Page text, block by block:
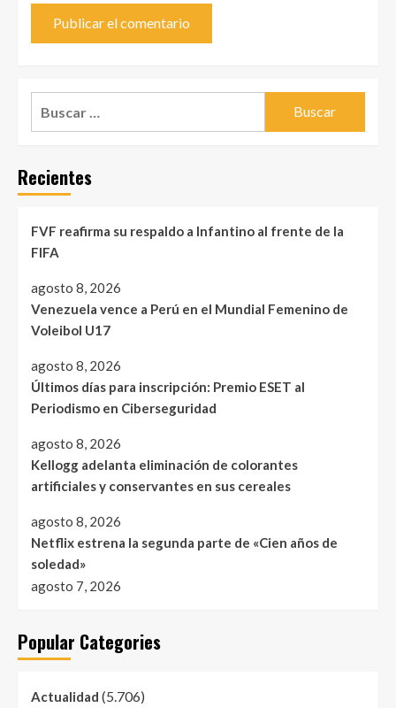
Recientes
FVF reafirma su respaldo a Infantino al frente de la
FIFA
agosto 8, 2026
Venezuela vence a Perú en el Mundial Femenino de
Voleibol U17
agosto 8, 2026
Últimos días para inscripción: Premio ESET al
Periodismo en Ciberseguridad
agosto 8, 2026
Kellogg adelanta eliminación de colorantes
artificiales y conservantes en sus cereales
agosto 8, 2026
Netflix estrena la segunda parte de «Cien años de
soledad»
agosto 7, 2026
Popular Categories
Actualidad (5.706)